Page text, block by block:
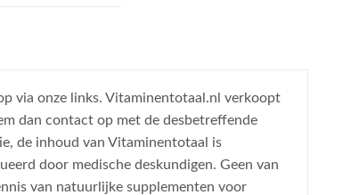
via onze links. Vitaminentotaal.nl verkoopt
dan contact op met de desbetreffende
de inhoud van Vitaminentotaal is
door medische deskundigen. Geen van
van natuurlijke supplementen voor